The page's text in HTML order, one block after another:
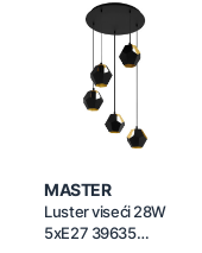
MASTER
Luster viseći 28W
5xE27 39635